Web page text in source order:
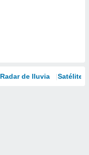
Radar de lluvia Satélites